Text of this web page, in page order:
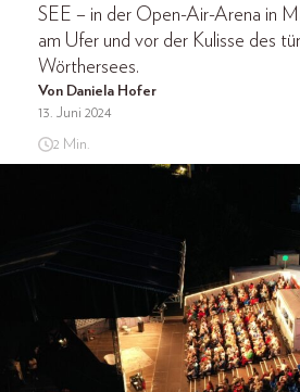
SEE – in der Open-Air-Arena in
am Ufer und vor der Kulisse des
Wörthersees.
Von Daniela Hofer
13. Juni 2024
2 Min.